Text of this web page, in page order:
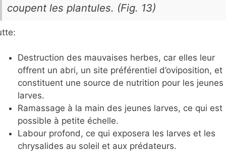
coupent les plantules. (Fig. 13)
Destruction des mauvaises herbes, car elles leur
offrent un abri, un site préférentiel d’oviposition, et
constituent une source de nutrition pour les jeunes
larves.
Ramassage à la main des jeunes larves, ce qui est
possible à petite échelle.
Labour profond, ce qui exposera les larves et les
chrysalides au soleil et aux prédateurs.